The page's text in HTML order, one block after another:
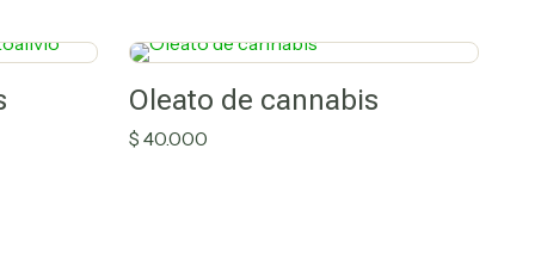
Oleato de cannabis
$ 40.000